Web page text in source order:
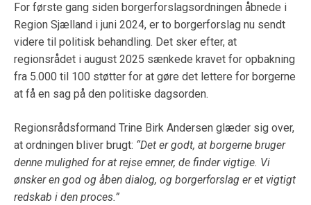
For første gang siden borgerforslagsordningen åbnede i
Region Sjælland i juni 2024, er to borgerforslag nu sendt
videre til politisk behandling. Det sker efter, at
regionsrådet i august 2025 sænkede kravet for opbakning
fra 5.000 til 100 støtter for at gøre det lettere for borgerne
at få en sag på den politiske dagsorden.
Regionsrådsformand Trine Birk Andersen glæder sig over,
at ordningen bliver brugt: “Det er godt, at borgerne bruger
denne mulighed for at rejse emner, de finder vigtige. Vi
ønsker en god og åben dialog, og borgerforslag er et vigtigt
redskab i den proces.”